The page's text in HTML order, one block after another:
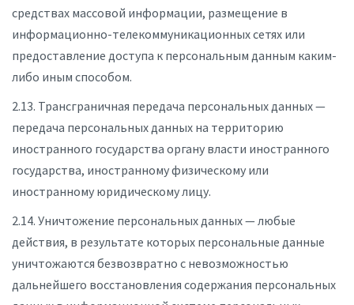
средствах массовой информации, размещение в
информационно-телекоммуникационных сетях или
предоставление доступа к персональным данным каким-
либо иным способом.
2.13. Трансграничная передача персональных данных —
передача персональных данных на территорию
иностранного государства органу власти иностранного
государства, иностранному физическому или
иностранному юридическому лицу.
2.14. Уничтожение персональных данных — любые
действия, в результате которых персональные данные
уничтожаются безвозвратно с невозможностью
дальнейшего восстановления содержания персональных